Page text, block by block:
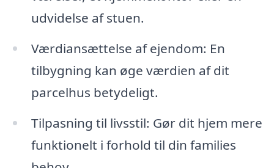
udvidelse af stuen.
Værdiansættelse af ejendom: En
tilbygning kan øge værdien af dit
parcelhus betydeligt.
Tilpasning til livsstil: Gør dit hjem mere
funktionelt i forhold til din families